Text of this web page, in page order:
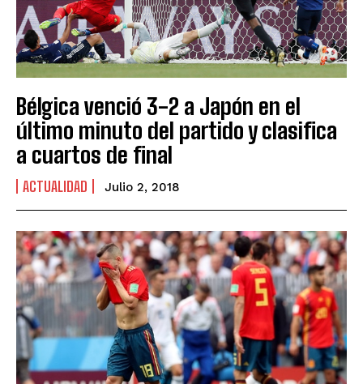
Bélgica venció 3-2 a Japón en el
último minuto del partido y clasifica
a cuartos de final
ACTUALIDAD Julio 2, 2018